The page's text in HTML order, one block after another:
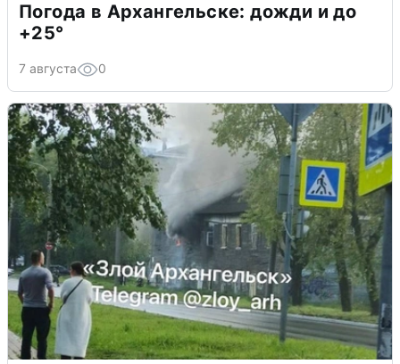
Погода в Архангельске: дожди и до
+25°
7 августа 0